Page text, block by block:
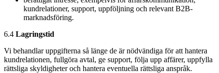
kundrelationer, support, uppföljning och relevant B2B-
marknadsföring.
6.4 Lagringstid
Vi behandlar uppgifterna så länge de är nödvändiga för att hantera
kundrelationen, fullgöra avtal, ge support, följa upp affärer, uppfylla
rättsliga skyldigheter och hantera eventuella rättsliga anspråk.